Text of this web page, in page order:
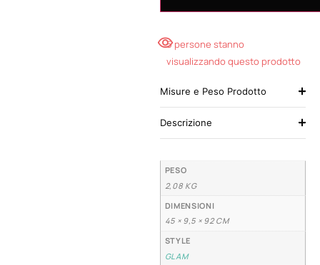
5 persone stanno
visualizzando questo prodotto
Misure e Peso Prodotto
Descrizione
PESO
2,08 KG
DIMENSIONI
45 × 9,5 × 92 CM
STYLE
GLAM